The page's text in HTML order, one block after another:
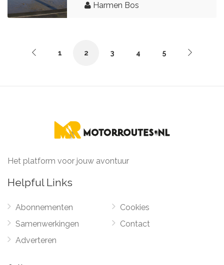
Harmen Bos
1 2 3 4 5
Het platform voor jouw avontuur
Helpful Links
Abonnementen
Samenwerkingen
Adverteren
Cookies
Contact